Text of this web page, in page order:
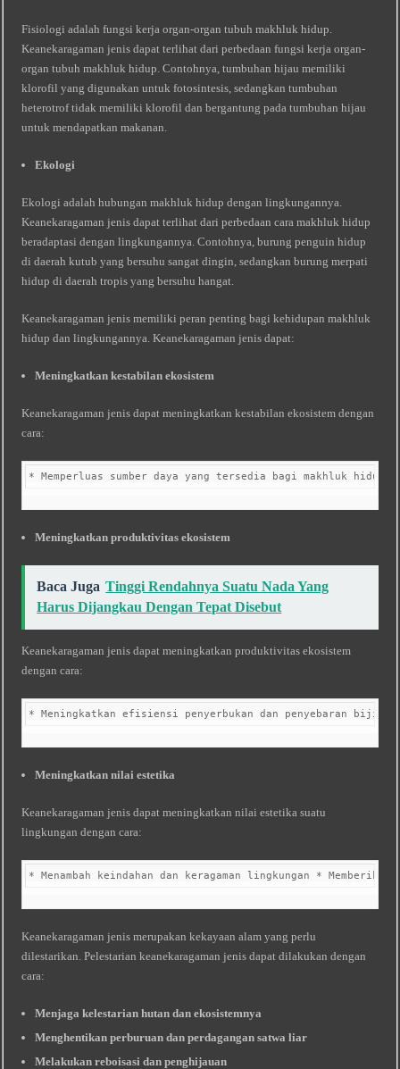
Fisiologi adalah fungsi kerja organ-organ tubuh makhluk hidup.
Keanekaragaman jenis dapat terlihat dari perbedaan fungsi kerja organ-
organ tubuh makhluk hidup. Contohnya, tumbuhan hijau memiliki
klorofil yang digunakan untuk fotosintesis, sedangkan tumbuhan
heterotrof tidak memiliki klorofil dan bergantung pada tumbuhan hijau
untuk mendapatkan makanan.
Ekologi
Ekologi adalah hubungan makhluk hidup dengan lingkungannya.
Keanekaragaman jenis dapat terlihat dari perbedaan cara makhluk hidup
beradaptasi dengan lingkungannya. Contohnya, burung penguin hidup
di daerah kutub yang bersuhu sangat dingin, sedangkan burung merpati
hidup di daerah tropis yang bersuhu hangat.
Keanekaragaman jenis memiliki peran penting bagi kehidupan makhluk
hidup dan lingkungannya. Keanekaragaman jenis dapat:
Meningkatkan kestabilan ekosistem
Keanekaragaman jenis dapat meningkatkan kestabilan ekosistem dengan
cara:
* Memperluas sumber daya yang tersedia bagi makhluk
Meningkatkan produktivitas ekosistem
Baca Juga Tinggi Rendahnya Suatu Nada Yang
Harus Dijangkau Dengan Tepat Disebut
Keanekaragaman jenis dapat meningkatkan produktivitas ekosistem
dengan cara:
* Meningkatkan efisiensi penyerbukan dan penyebaran biji
Meningkatkan nilai estetika
Keanekaragaman jenis dapat meningkatkan nilai estetika suatu
lingkungan dengan cara:
* Menambah keindahan dan keragaman lingkungan *
Keanekaragaman jenis merupakan kekayaan alam yang perlu
dilestarikan. Pelestarian keanekaragaman jenis dapat dilakukan dengan
cara:
Menjaga kelestarian hutan dan ekosistemnya
Menghentikan perburuan dan perdagangan satwa liar
Melakukan reboisasi dan penghijauan